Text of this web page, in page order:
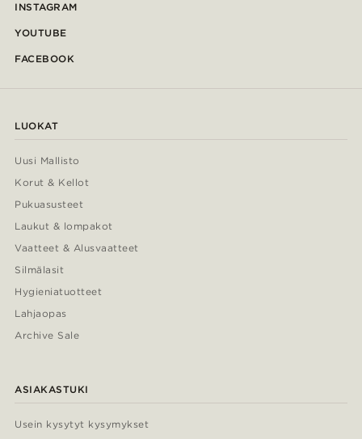
INSTAGRAM
YOUTUBE
FACEBOOK
LUOKAT
Uusi Mallisto
Korut & Kellot
Pukuasusteet
Laukut & lompakot
Vaatteet & Alusvaatteet
Silmälasit
Hygieniatuotteet
Lahjaopas
Archive Sale
ASIAKASTUKI
Usein kysytyt kysymykset